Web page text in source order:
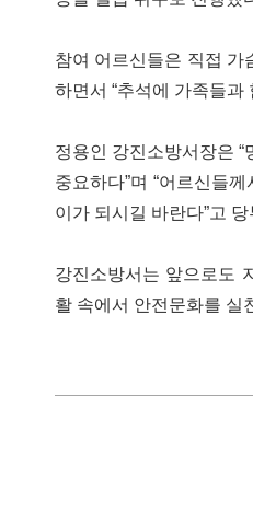
참여 어르신들은 직접 가
하면서 “추석에 가족들과
정용인 강진소방서장은
중요하다”며 “어르신들
이가 되시길 바란다”고 당
강진소방서는 앞으로도
활 속에서 안전문화를 실